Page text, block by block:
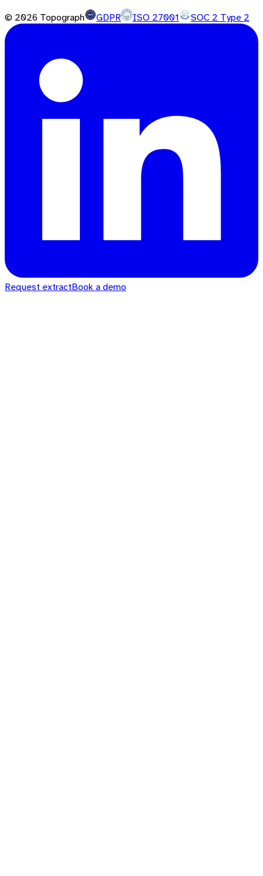
© 2026 Topograph GDPR ISO 27001 SOC 2 Type 2
Request extractBook a demo